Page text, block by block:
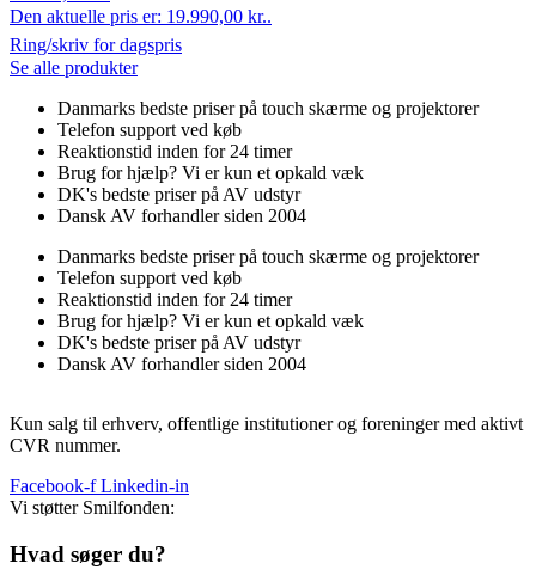
Den aktuelle pris er: 19.990,00 kr..
Ring/skriv for dagspris
Se alle produkter
Danmarks bedste priser på touch skærme og projektorer
Telefon support ved køb
Reaktionstid inden for 24 timer
Brug for hjælp? Vi er kun et opkald væk
DK's bedste priser på AV udstyr
Dansk AV forhandler siden 2004
Danmarks bedste priser på touch skærme og projektorer
Telefon support ved køb
Reaktionstid inden for 24 timer
Brug for hjælp? Vi er kun et opkald væk
DK's bedste priser på AV udstyr
Dansk AV forhandler siden 2004
Kun salg til erhverv, offentlige institutioner og foreninger med aktivt
CVR nummer.
Facebook-f Linkedin-in
Vi støtter Smilfonden:
Hvad søger du?